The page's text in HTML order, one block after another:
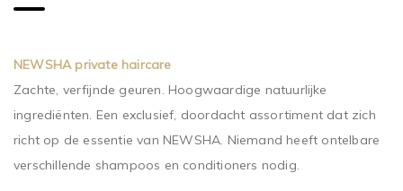
NEWSHA private haircare
Zachte, verfijnde geuren. Hoogwaardige natuurlijke
ingrediënten. Een exclusief, doordacht assortiment dat zich
richt op de essentie van NEWSHA. Niemand heeft ontelbare
verschillende shampoos en conditioners nodig.